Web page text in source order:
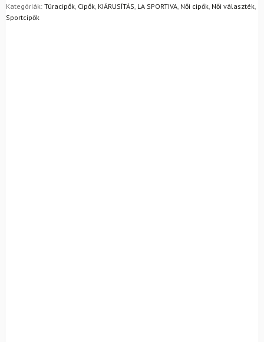
Mik a visszaküldés feltételei?
Kategóriák: Túracipők Cipők KIÁRUSÍTÁS LA SPORTIVA Női cipők Női választék
Sportcipők